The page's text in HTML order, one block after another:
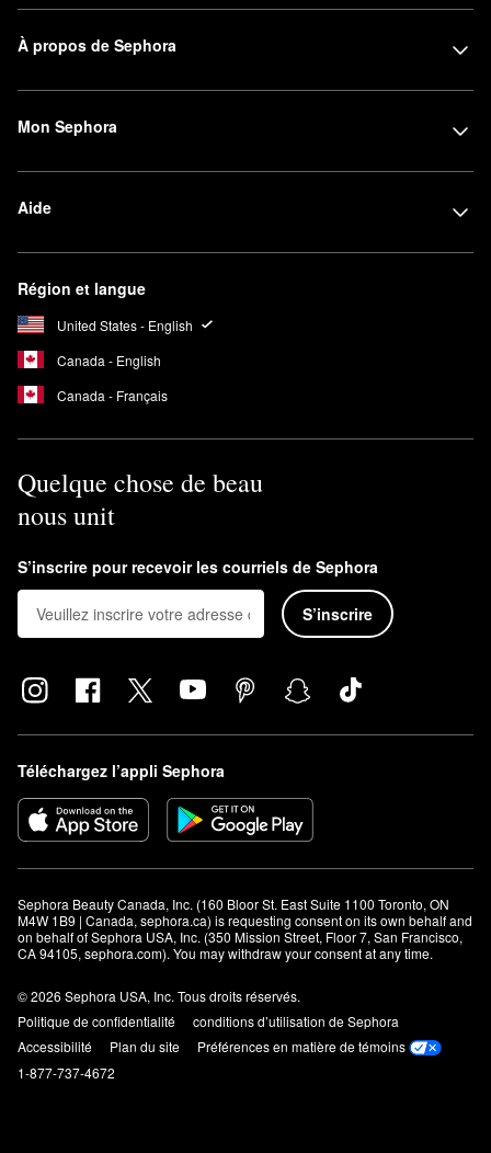
À propos de Sephora
Mon Sephora
Aide
Région et langue
United States - English
Canada - English
Canada - Français
Quelque chose de beau
nous unit
S’inscrire pour recevoir les courriels de Sephora
S’inscrire
Téléchargez l’appli Sephora
Sephora Beauty Canada, Inc. (160 Bloor St. East Suite 1100 Toronto, ON
M4W 1B9 | Canada, sephora.ca) is requesting consent on its own behalf and
on behalf of Sephora USA, Inc. (350 Mission Street, Floor 7, San Francisco,
CA 94105, sephora.com). You may withdraw your consent at any time.
© 2026 Sephora USA, Inc. Tous droits réservés.
Politique de confidentialité
conditions d’utilisation de Sephora
Accessibilité
Plan du site
Préférences en matière de témoins
1-877-737-4672